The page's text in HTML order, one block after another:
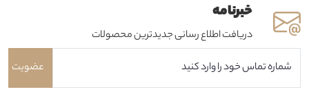
خبرنامه
دریافت اطلاع رسانی جدیدترین محصولات
عضویت